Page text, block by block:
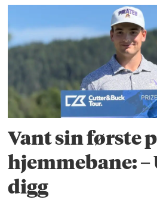
Vant sin første
hjemmebane:
digg